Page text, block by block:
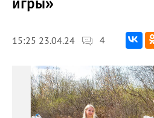
15:25 23.04.24 4